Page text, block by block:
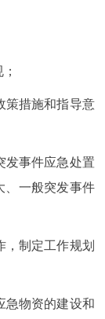
措施和指导意
事件应急处置
、一般突发事件
制定工作规划
物资的建设和